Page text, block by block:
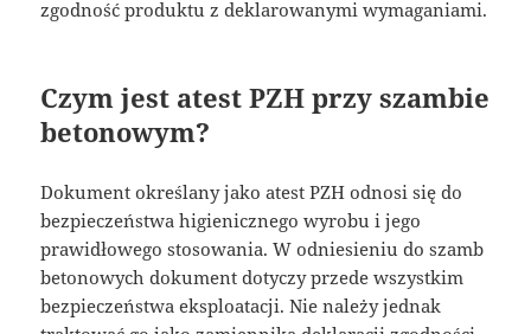
zgodność produktu z deklarowanymi wymaganiami.
Czym jest atest PZH przy szambie
betonowym?
Dokument określany jako atest PZH odnosi się do
bezpieczeństwa higienicznego wyrobu i jego
prawidłowego stosowania. W odniesieniu do szamb
betonowych dokument dotyczy przede wszystkim
bezpieczeństwa eksploatacji. Nie należy jednak